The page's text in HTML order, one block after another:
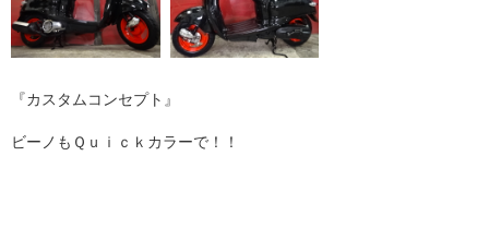
『カスタムコンセプト』
ビーノもＱｕｉｃｋカラーで！！